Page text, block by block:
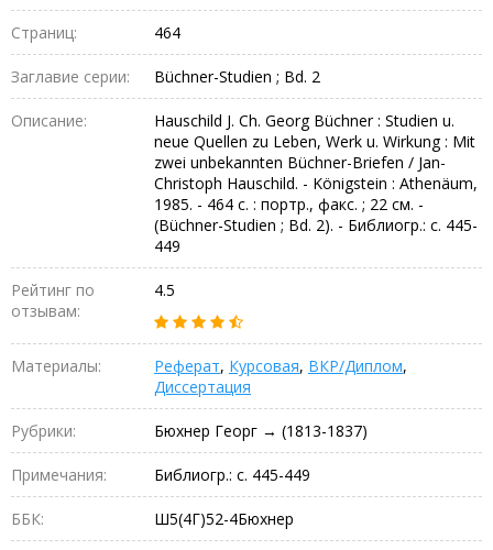
Страниц: 464
Заглавие серии: Büchner-Studien ; Bd. 2
Описание:
Hauschild J. Ch. Georg Büchner : Studien u.
neue Quellen zu Leben, Werk u. Wirkung : Mit
zwei unbekannten Büchner-Briefen / Jan-
Christoph Hauschild. - Königstein : Athenäum,
1985. - 464 с. : портр., факс. ; 22 см. -
(Büchner-Studien ; Bd. 2). - Библиогр.: с. 445-
449
Рейтинг по
отзывам:
4.5
Материалы: Реферат, Курсовая, ВКР/Диплом,
Диссертация
Рубрики: Бюхнер Георг → (1813-1837)
Примечания: Библиогр.: с. 445-449
ББК: Ш5(4Г)52-4Бюхнер